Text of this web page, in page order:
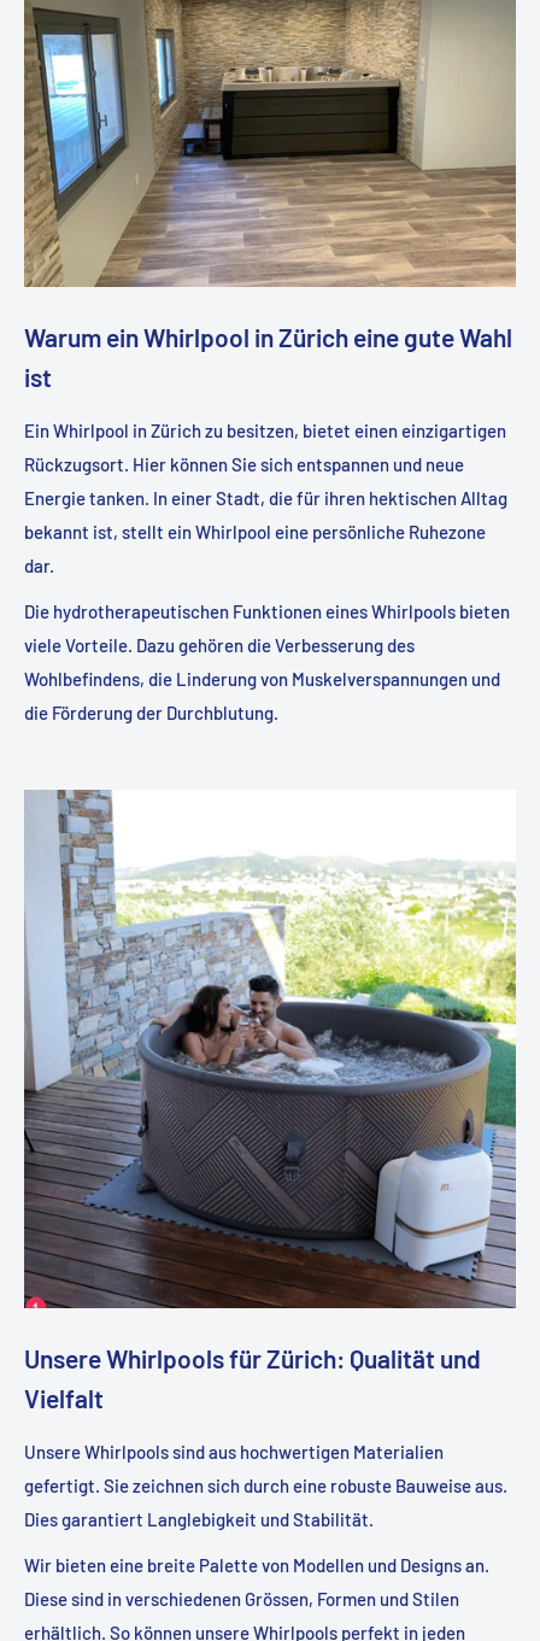
Warum ein Whirlpool in Zürich eine gute Wahl
ist
Ein Whirlpool in Zürich zu besitzen, bietet einen einzigartigen
Rückzugsort. Hier können Sie sich entspannen und neue
Energie tanken. In einer Stadt, die für ihren hektischen Alltag
bekannt ist, stellt ein Whirlpool eine persönliche Ruhezone
dar.
Die hydrotherapeutischen Funktionen eines Whirlpools bieten
viele Vorteile. Dazu gehören die Verbesserung des
Wohlbefindens, die Linderung von Muskelverspannungen und
die Förderung der Durchblutung.
Unsere Whirlpools für Zürich: Qualität und
Vielfalt
Unsere Whirlpools sind aus hochwertigen Materialien
gefertigt. Sie zeichnen sich durch eine robuste Bauweise aus.
Dies garantiert Langlebigkeit und Stabilität.
Wir bieten eine breite Palette von Modellen und Designs an.
Diese sind in verschiedenen Grössen, Formen und Stilen
erhältlich. So können unsere Whirlpools perfekt in jeden